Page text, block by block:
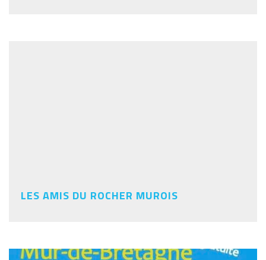
LES AMIS DU ROCHER MUROIS